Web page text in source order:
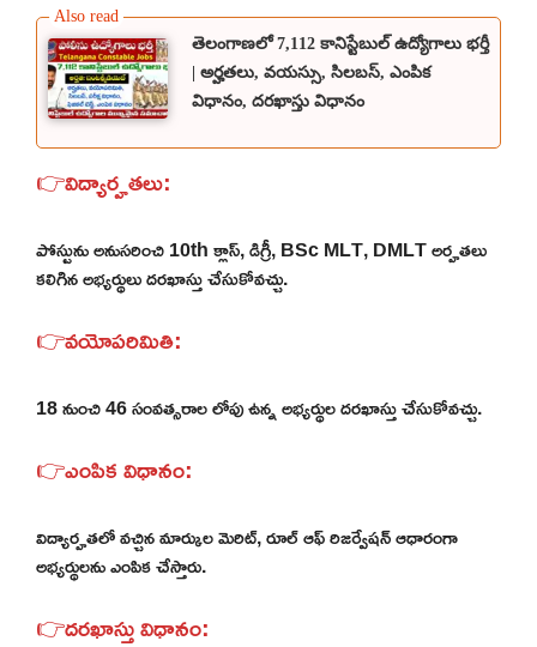
తెలంగాణలో 7,112 కానిస్టేబుల్ ఉద్యోగాలు భర్తీ
| అర్హతలు, వయస్సు, సిలబస్, ఎంపిక
విధానం, దరఖాస్తు విధానం
👉విద్యార్హతలు:
పోస్టును అనుసరించి 10th క్లాస్, డిగ్రీ, BSc MLT, DMLT అర్హతలు
కలిగిన అభ్యర్థులు దరఖాస్తు చేసుకోవచ్చు.
👉వయోపరిమితి:
18 నుంచి 46 సంవత్సరాల లోపు ఉన్న అభ్యర్థుల దరఖాస్తు చేసుకోవచ్చు.
👉ఎంపిక విధానం:
విద్యార్హతలో వచ్చిన మార్కుల మెరిట్, రూల్ ఆఫ్ రిజర్వేషన్ ఆధారంగా
అభ్యర్థులను ఎంపిక చేస్తారు.
👉దరఖాస్తు విధానం: